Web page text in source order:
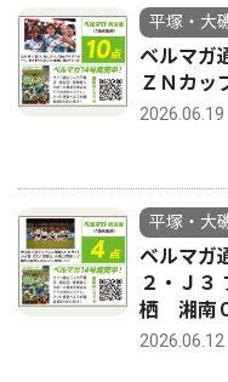
平塚・大
ベルマガ
ＺＮカッ
2026.06.19
平塚・大
ベルマ
２・Ｊ３
栖 湘南
2026.06.12